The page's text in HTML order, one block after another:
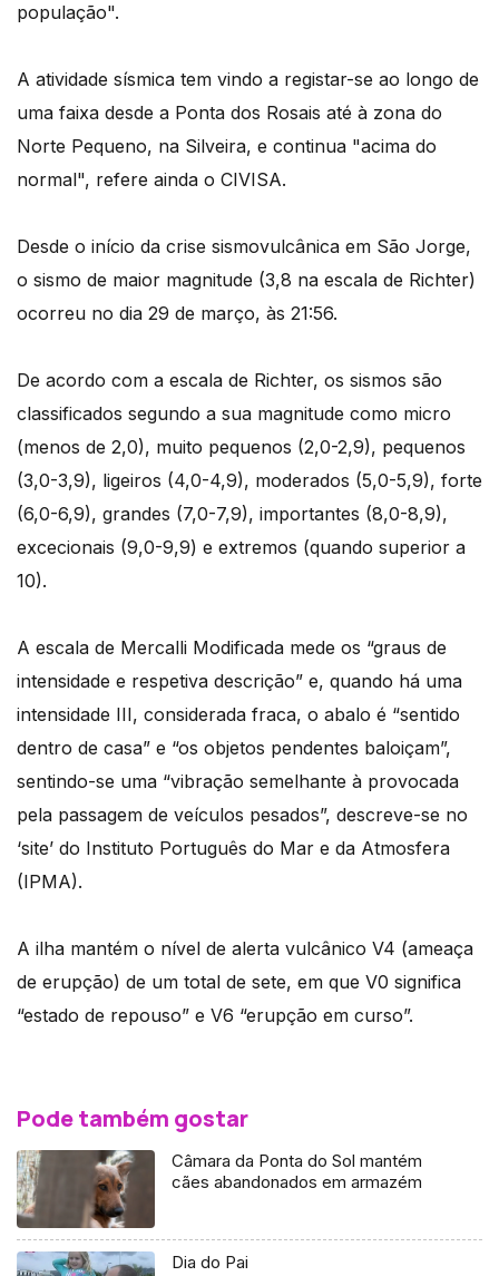
população".
A atividade sísmica tem vindo a registar-se ao longo de
uma faixa desde a Ponta dos Rosais até à zona do
Norte Pequeno, na Silveira, e continua "acima do
normal", refere ainda o CIVISA.
Desde o início da crise sismovulcânica em São Jorge,
o sismo de maior magnitude (3,8 na escala de Richter)
ocorreu no dia 29 de março, às 21:56.
De acordo com a escala de Richter, os sismos são
classificados segundo a sua magnitude como micro
(menos de 2,0), muito pequenos (2,0-2,9), pequenos
(3,0-3,9), ligeiros (4,0-4,9), moderados (5,0-5,9), forte
(6,0-6,9), grandes (7,0-7,9), importantes (8,0-8,9),
excecionais (9,0-9,9) e extremos (quando superior a
10).
A escala de Mercalli Modificada mede os “graus de
intensidade e respetiva descrição” e, quando há uma
intensidade III, considerada fraca, o abalo é “sentido
dentro de casa” e “os objetos pendentes baloiçam”,
sentindo-se uma “vibração semelhante à provocada
pela passagem de veículos pesados”, descreve-se no
‘site’ do Instituto Português do Mar e da Atmosfera
(IPMA).
A ilha mantém o nível de alerta vulcânico V4 (ameaça
de erupção) de um total de sete, em que V0 significa
“estado de repouso” e V6 “erupção em curso”.
Pode também gostar
Câmara da Ponta do Sol mantém
cães abandonados em armazém
Dia do Pai